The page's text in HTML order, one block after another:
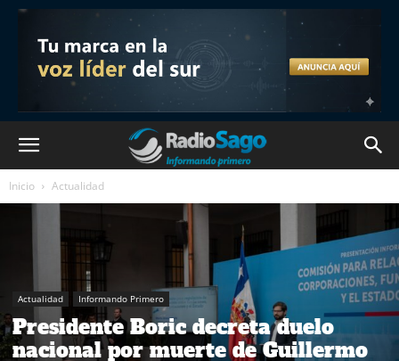
Inicio Actualidad
Actualidad Informando Primero
Presidente Boric decreta duelo
nacional por muerte de Guillermo